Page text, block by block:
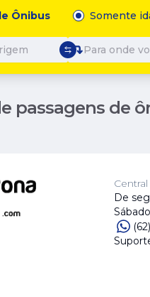
Ônibus Somente
Para onde
passagens de
De